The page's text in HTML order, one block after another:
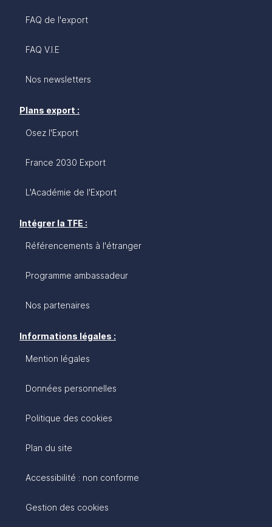
danois, en fournissant des informations
opportunités commerciales et industrielles, ainsi
dynamique et innovant. Rejoignez les nombreuses
par ce marché prometteur.
FAQ de l'export
FAQ V.I.E
Nos newsletters
Plans export :
Osez l'Export
France 2030 Export
L'Académie de l'Export
Intégrer la TFE :
Référencements à l'étranger
Programme ambassadeur
Nos partenaires
Informations légales :
Mention légales
Données personnelles
Politique des cookies
Plan du site
Accessibilité : non conforme
Gestion des cookies